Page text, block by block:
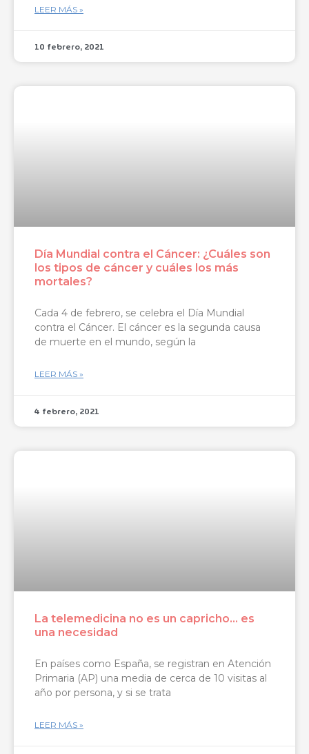
LEER MÁS »
10 febrero, 2021
Día Mundial contra el Cáncer: ¿Cuáles son
los tipos de cáncer y cuáles los más
mortales?
Cada 4 de febrero, se celebra el Día Mundial
contra el Cáncer. El cáncer es la segunda causa
de muerte en el mundo, según la
LEER MÁS »
4 febrero, 2021
La telemedicina no es un capricho… es
una necesidad
En países como España, se registran en Atención
Primaria (AP) una media de cerca de 10 visitas al
año por persona, y si se trata
LEER MÁS »